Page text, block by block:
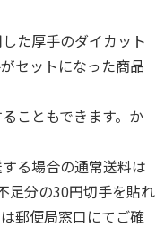
た厚手のダイカット
セットになった商品
こともできます。か
る場合の通常送料は
足分の30円切手を貼れ
郵便局窓口にてご確